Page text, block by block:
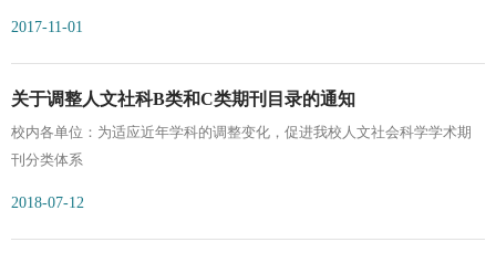
2017-11-01
关于调整人文社科B类和C类期刊目录的通知
校内各单位：为适应近年学科的调整变化，促进我校人文社会科学学术期
刊分类体系
2018-07-12